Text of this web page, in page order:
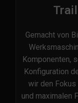
Gemacht von
Komponenten,
Konfiguration
wir den Fokus
und maximalen